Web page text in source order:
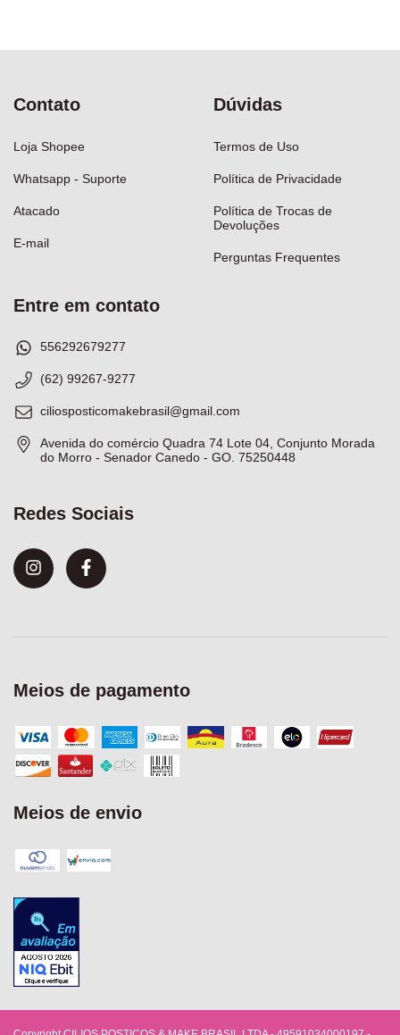
Contato
Loja Shopee
Whatsapp - Suporte
Atacado
E-mail
Dúvidas
Termos de Uso
Política de Privacidade
Política de Trocas de
Devoluções
Perguntas Frequentes
Entre em contato
556292679277
(62) 99267-9277
ciliosposticomakebrasil@gmail.com
Avenida do comércio Quadra 74 Lote 04, Conjunto Morada
do Morro - Senador Canedo - GO. 75250448
Redes Sociais
Meios de pagamento
Meios de envio